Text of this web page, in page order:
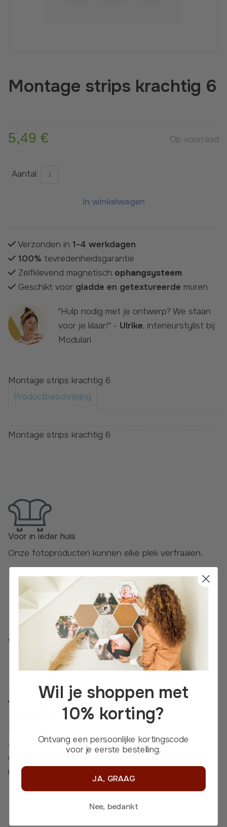
Montage strips krachtig 6
Op voorraad
5,49 €
Aantal:
In winkelwagen
Verzonden in 1-4 werkdagen
100% tevredenheidsgarantie
Zelfklevend magnetisch ophangsysteem
Geschikt voor gladde en getextureerde muren
"Hulp nodig met je ontwerp? We staan
voor je klaar!" - Ulrike, interieurstylist bij
Modulari
Montage strips krachtig 6
Productbeschrijving
Montage strips krachtig 6
Voor in ieder huis
Onze fotoproducten kunnen elke plek verfraaien.
Wij scoren: uitstekend! Lees debeoordelingen
Snelle levering en goed verpakt
Jouw unieke product wordt speciaal voor jou
gemaakt. Binnen 1-4 werkdagen wordt het netjes
ingepakt naar je verstuurd &
Wil je shoppen met
10% korting?
Ontvang een persoonlijke kortingscode
voor je eerste bestelling.
JA, GRAAG
Nee, bedankt